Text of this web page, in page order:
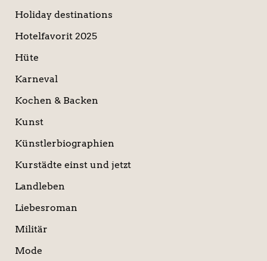
Holiday destinations
Hotelfavorit 2025
Hüte
Karneval
Kochen & Backen
Kunst
Künstlerbiographien
Kurstädte einst und jetzt
Landleben
Liebesroman
Militär
Mode